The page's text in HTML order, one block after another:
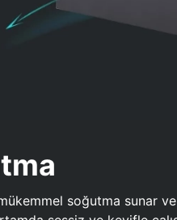
soğutma sunar ve